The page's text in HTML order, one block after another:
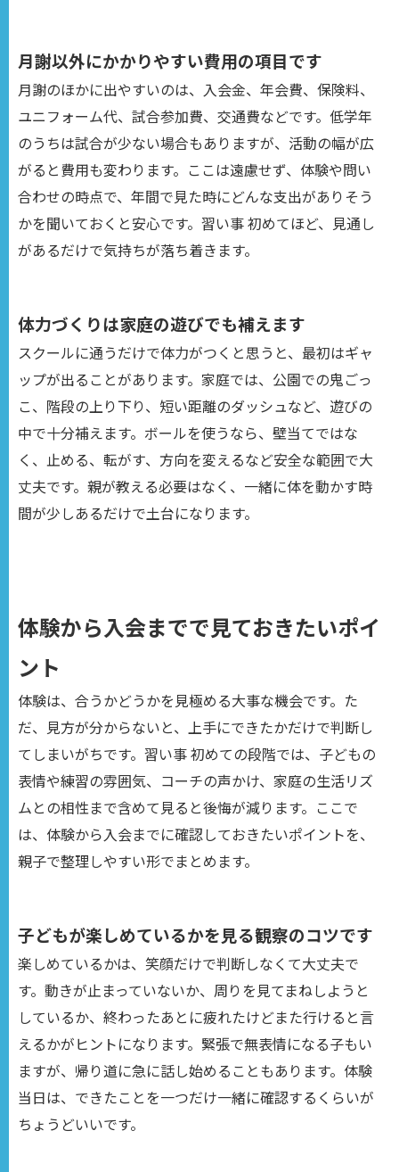
月謝以外にかかりやすい費用の項目です
月謝のほかに出やすいのは、入会金、年会費、保険料、
ユニフォーム代、試合参加費、交通費などです。低学年
のうちは試合が少ない場合もありますが、活動の幅が広
がると費用も変わります。ここは遠慮せず、体験や問い
合わせの時点で、年間で見た時にどんな支出がありそう
かを聞いておくと安心です。習い事 初めてほど、見通し
があるだけで気持ちが落ち着きます。
体力づくりは家庭の遊びでも補えます
スクールに通うだけで体力がつくと思うと、最初はギャ
ップが出ることがあります。家庭では、公園での鬼ごっ
こ、階段の上り下り、短い距離のダッシュなど、遊びの
中で十分補えます。ボールを使うなら、壁当てではな
く、止める、転がす、方向を変えるなど安全な範囲で大
丈夫です。親が教える必要はなく、一緒に体を動かす時
間が少しあるだけで土台になります。
体験から入会までで見ておきたいポイ
ント
体験は、合うかどうかを見極める大事な機会です。た
だ、見方が分からないと、上手にできたかだけで判断し
てしまいがちです。習い事 初めての段階では、子どもの
表情や練習の雰囲気、コーチの声かけ、家庭の生活リズ
ムとの相性まで含めて見ると後悔が減ります。ここで
は、体験から入会までに確認しておきたいポイントを、
親子で整理しやすい形でまとめます。
子どもが楽しめているかを見る観察のコツです
楽しめているかは、笑顔だけで判断しなくて大丈夫で
す。動きが止まっていないか、周りを見てまねしようと
しているか、終わったあとに疲れたけどまた行けると言
えるかがヒントになります。緊張で無表情になる子もい
ますが、帰り道に急に話し始めることもあります。体験
当日は、できたことを一つだけ一緒に確認するくらいが
ちょうどいいです。